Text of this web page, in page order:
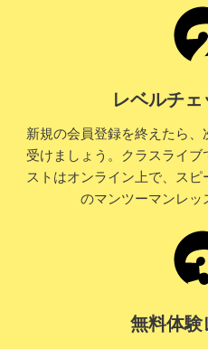
レベルチェ
新規の会員登録を終えたら
受けましょう。クラスライ
ストはオンライン上で、ス
のマンツーマンレッ
無料体験